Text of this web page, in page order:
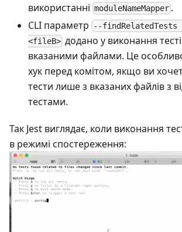
використанні moduleNameMapper .
CLI параметр
--findRelatedTests
<fileB> додано у виконання
вказаними файлами. Це
хук перед комітом, якщо ви
тести лише з вказаних файлів з
тестами.
Так Jest виглядає, коли виконання
в режимі спостереження: